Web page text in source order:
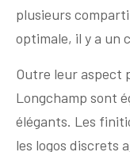
plusieurs
optimale, il y a un
Outre leur aspect
Longchamp sont
élégants. Les
les logos discrets